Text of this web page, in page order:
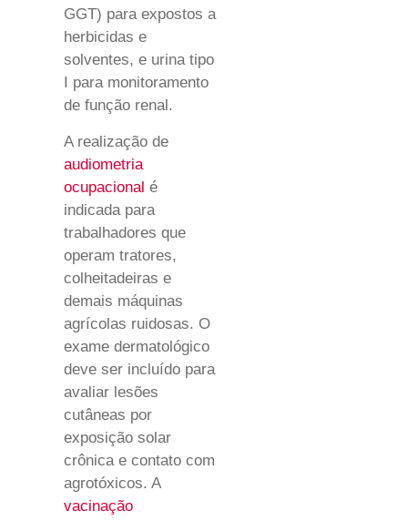
GGT) para expostos a
herbicidas e
solventes, e urina tipo
I para monitoramento
de função renal.
A realização de
audiometria
ocupacional é
indicada para
trabalhadores que
operam tratores,
colheitadeiras e
demais máquinas
agrícolas ruidosas. O
exame dermatológico
deve ser incluído para
avaliar lesões
cutâneas por
exposição solar
crônica e contato com
agrotóxicos. A
vacinação